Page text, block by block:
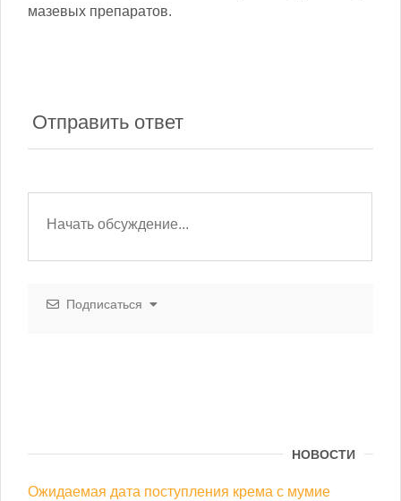
мазевых препаратов.
Отправить ответ
Подписаться
НОВОСТИ
Ожидаемая дата поступления крема с мумие